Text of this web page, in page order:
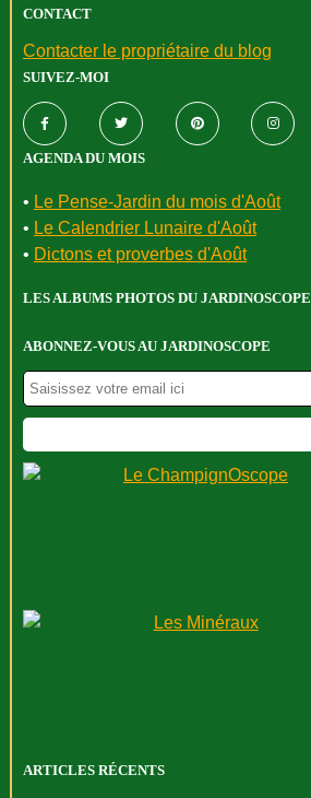
CONTACT
Contacter le propriétaire du blog
SUIVEZ-MOI
AGENDA DU MOIS
• Le Pense-Jardin du mois d'Août
• Le Calendrier Lunaire d'Août
• Dictons et proverbes d'Août
LES ALBUMS PHOTOS DU JARDINOSCOPE
ABONNEZ-VOUS AU JARDINOSCOPE
ARTICLES RÉCENTS